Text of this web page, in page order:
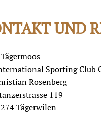
UND
Sporting Club
Rosenberg
119
Tägerwilen